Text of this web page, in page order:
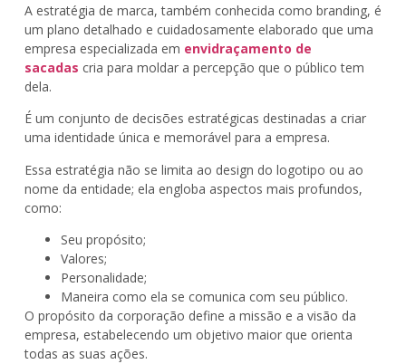
A estratégia de marca, também conhecida como branding, é
um plano detalhado e cuidadosamente elaborado que uma
empresa especializada em envidraçamento de
sacadas cria para moldar a percepção que o público tem
dela.
É um conjunto de decisões estratégicas destinadas a criar
uma identidade única e memorável para a empresa.
Essa estratégia não se limita ao design do logotipo ou ao
nome da entidade; ela engloba aspectos mais profundos,
como:
Seu propósito;
Valores;
Personalidade;
Maneira como ela se comunica com seu público.
O propósito da corporação define a missão e a visão da
empresa, estabelecendo um objetivo maior que orienta
todas as suas ações.